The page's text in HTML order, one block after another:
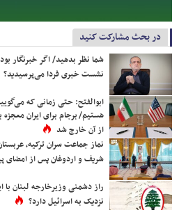
در بحث مشارکت کنید
شما نظر بدهید/ اگر خبرنگار
نشست خبری فردا می‌پرسیدید؟
ابوالفتح: حتی زمانی که
هستیم/ برجام برای ایران معجزه
از آن خارج شد
نماز جماعت سران ترکیه،
شریف و اردوغان پس از امضای
راز دشمنی وزیرخارجه لبنان
نزدیک به اسرائیل دارد؟